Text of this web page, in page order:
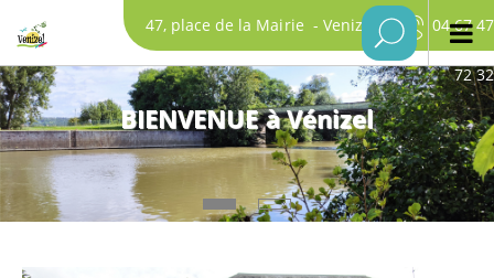
47, place de la Mairie - Venizel 04 67 47
72 32
BIENVENUE à Vénizel